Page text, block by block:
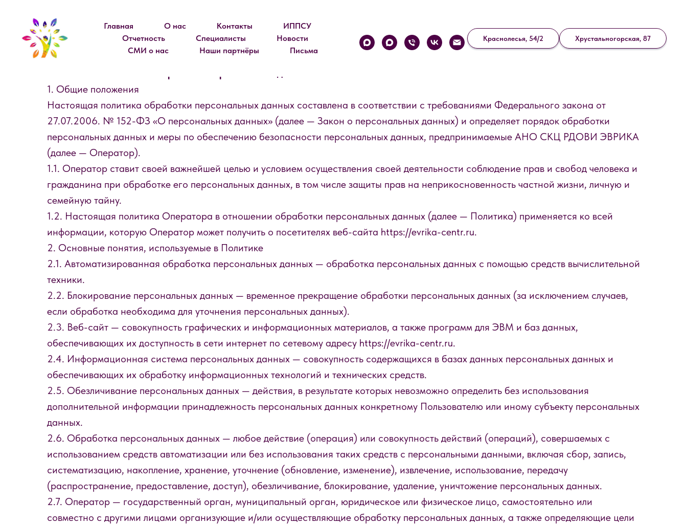
Главная О нас Контакты
ИППСУ
Отчетность
Специалисты
Новости
СМИ о нас
Наши партнёры Письма
Краснолесья, 54/2 Хрустальногорская, 87
1. Общие положения
Настоящая политика обработки персональных данных составлена в соответствии с требованиями Федерального закона от
27.07.2006. № 152-ФЗ «О персональных данных» (далее — Закон о персональных данных) и определяет порядок обработки
персональных данных и меры по обеспечению безопасности персональных данных, предпринимаемые АНО СКЦ РДОВИ ЭВРИКА
(далее — Оператор).
1.1. Оператор ставит своей важнейшей целью и условием осуществления своей деятельности соблюдение прав и свобод человека и
гражданина при обработке его персональных данных, в том числе защиты прав на неприкосновенность частной жизни, личную и
семейную тайну.
1.2. Настоящая политика Оператора в отношении обработки персональных данных (далее — Политика) применяется ко всей
информации, которую Оператор может получить о посетителях веб-сайта https://evrika-centr.ru.
2. Основные понятия, используемые в Политике
2.1. Автоматизированная обработка персональных данных — обработка персональных данных с помощью средств вычислительной
техники.
2.2. Блокирование персональных данных — временное прекращение обработки персональных данных (за исключением случаев,
если обработка необходима для уточнения персональных данных).
2.3. Веб-сайт — совокупность графических и информационных материалов, а также программ для ЭВМ и баз данных,
обеспечивающих их доступность в сети интернет по сетевому адресу https://evrika-centr.ru.
2.4. Информационная система персональных данных — совокупность содержащихся в базах данных персональных данных и
обеспечивающих их обработку информационных технологий и технических средств.
2.5. Обезличивание персональных данных — действия, в результате которых невозможно определить без использования
дополнительной информации принадлежность персональных данных конкретному Пользователю или иному субъекту персональных
данных.
2.6. Обработка персональных данных — любое действие (операция) или совокупность действий (операций), совершаемых с
использованием средств автоматизации или без использования таких средств с персональными данными, включая сбор, запись,
систематизацию, накопление, хранение, уточнение (обновление, изменение), извлечение, использование, передачу
(распространение, предоставление, доступ), обезличивание, блокирование, удаление, уничтожение персональных данных.
2.7. Оператор — государственный орган, муниципальный орган, юридическое или физическое лицо, самостоятельно или
совместно с другими лицами организующие и/или осуществляющие обработку персональных данных, а также определяющие цели